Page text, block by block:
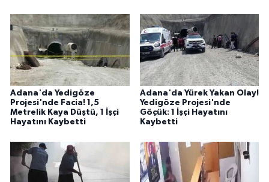
Adana'da Yedigöze
Projesi'nde Facia! 1,5
Metrelik Kaya Düştü, 1 İşçi
Hayatını Kaybetti
Adana'da Yürek Yakan Olay!
Yedigöze Projesi'nde
Göçük: 1 İşçi Hayatını
Kaybetti